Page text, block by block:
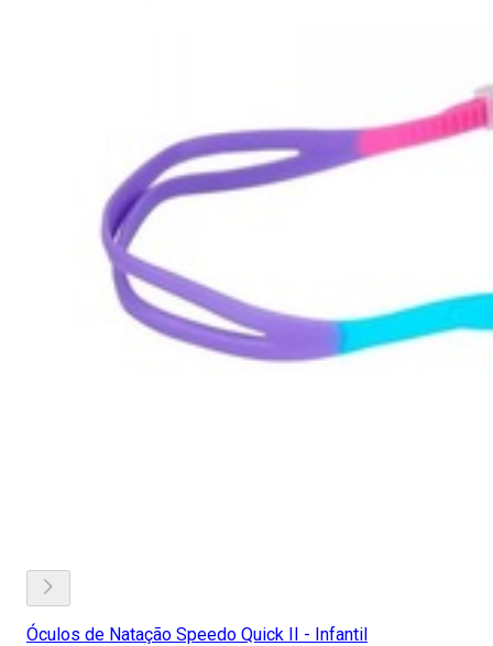
Óculos de Natação Speedo Quick II - Infantil